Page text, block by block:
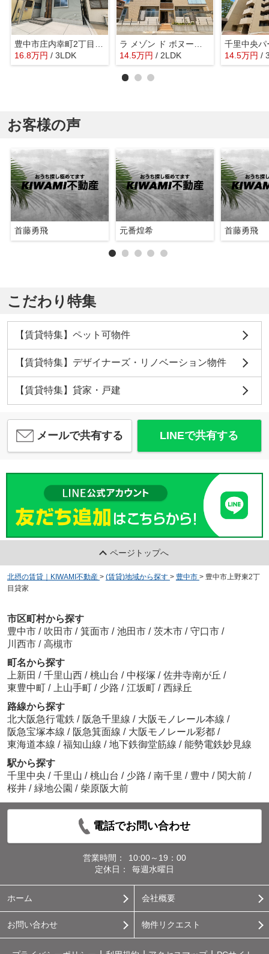
16.8万円 / 3LDK
14.5万円 / 2LDK 14.5万円 /
お客様の声
首藤勇飛 元番煌希 首藤勇飛
こだわり特集
【賃貸特集】ペット可物件
【賃貸特集】デザイナーズ・リノベーション物件
【賃貸特集】貸家・戸建
メールで共有する LINEで共有する
ページトップへ
北摂の賃貸｜KIWAMI不動産 > (賃貸)地域から探す > 豊中市 > 豊中市上野東2丁
目貸家
市区町村から探す
豊中市 / 吹田市 / 箕面市 / 池田市 / 茨木市 / 守口市 /
川西市 / 高槻市
町名から探す
上新田 / 千里山西 / 桃山台 / 中桜塚 / 佐井寺南が丘 /
東豊中町 / 上山手町 / 少路 / 江坂町 / 西緑丘
路線から探す
北大阪急行電鉄 / 阪急千里線 / 大阪モノレール本線 /
阪急宝塚本線 / 阪急箕面線 / 大阪モノレール彩都 /
東海道本線 / 福知山線 / 地下鉄御堂筋線 / 能勢電鉄妙見線
駅から探す
千里中央 / 千里山 / 桃山台 / 少路 / 南千里 / 豊中 / 関大前 /
桜井 / 緑地公園 / 柴原阪大前
電話でお問い合わせ
営業時間：
10:00～19：00
定休日：
毎週水曜日
ホーム 会社概要
お問い合わせ 物件リクエスト